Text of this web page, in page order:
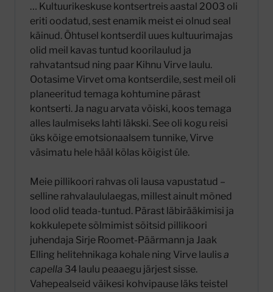
… Kultuurikeskuse kontsertreis aastal 2003 oli
eriti oodatud, sest enamik meist ei olnud seal
käinud. Õhtusel kontserdil uues kultuurimajas
olid meil kavas tuntud koorilaulud ja
rahvatantsud ning paar Kihnu Virve laulu.
Ootasime Virvet oma kontserdile, sest meil oli
planeeritud temaga kohtumine pärast
kontserti. Ja nagu arvata võiski, koos temaga
alles laulmiseks lahti läkski. See oli kogu reisi
üks kõige emotsionaalsem tunnike, Virve
väsimatu hele hääl kõlas kõigist üle.
Meie pillikoori rahvas oli lausa vapustatud –
selline rahvalaululaegas, millest ainult mõned
lood olid teada-tuntud. Pärast läbirääkimisi ja
kokkulepete sõlmimist sõitsid pillikoori
juhendaja Sirje Roomet-Päärmann ja Jaak
Elling helitehnikaga kohale ning Virve laulisa
capella 34 laulu peaaegu järjest sisse.
Vahepealseid väikesi kohvipause läks teistel